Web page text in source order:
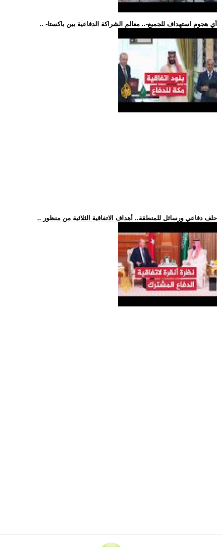
.. -أي هجوم استهداف للجميع-.. معالم الشراكة الدفاعية بين باكستا
.. حلف دفاعي ورسائل للمنطقة.. أهداف الاتفاقية الثلاثية من منظور